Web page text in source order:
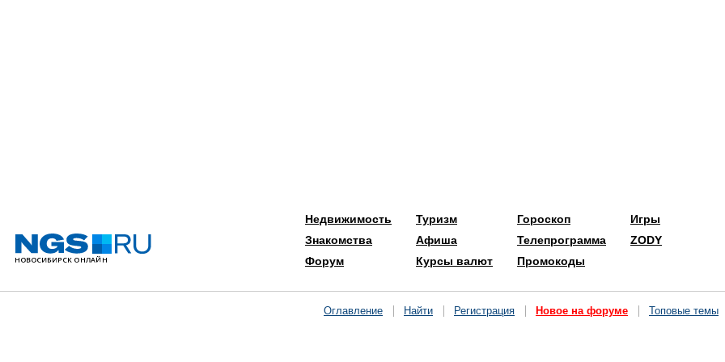
Недвижимость
Знакомства
Форум
Туризм
Афиша
Курсы валют
Гороскоп
Телепрограмма
Промокоды
Игры
ZODY
Оглавление Найти Регистрация Новое на форуме Топовые темы